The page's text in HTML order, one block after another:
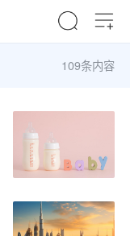
109条内容